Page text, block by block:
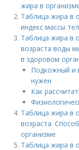
жира в
Таблица жира в
индекс массы
Таблица жира в
возраста воды
в здоровом
Подкожный и
нужен
Как
Таблица жира в
возраста.
организме
Таблица жира в